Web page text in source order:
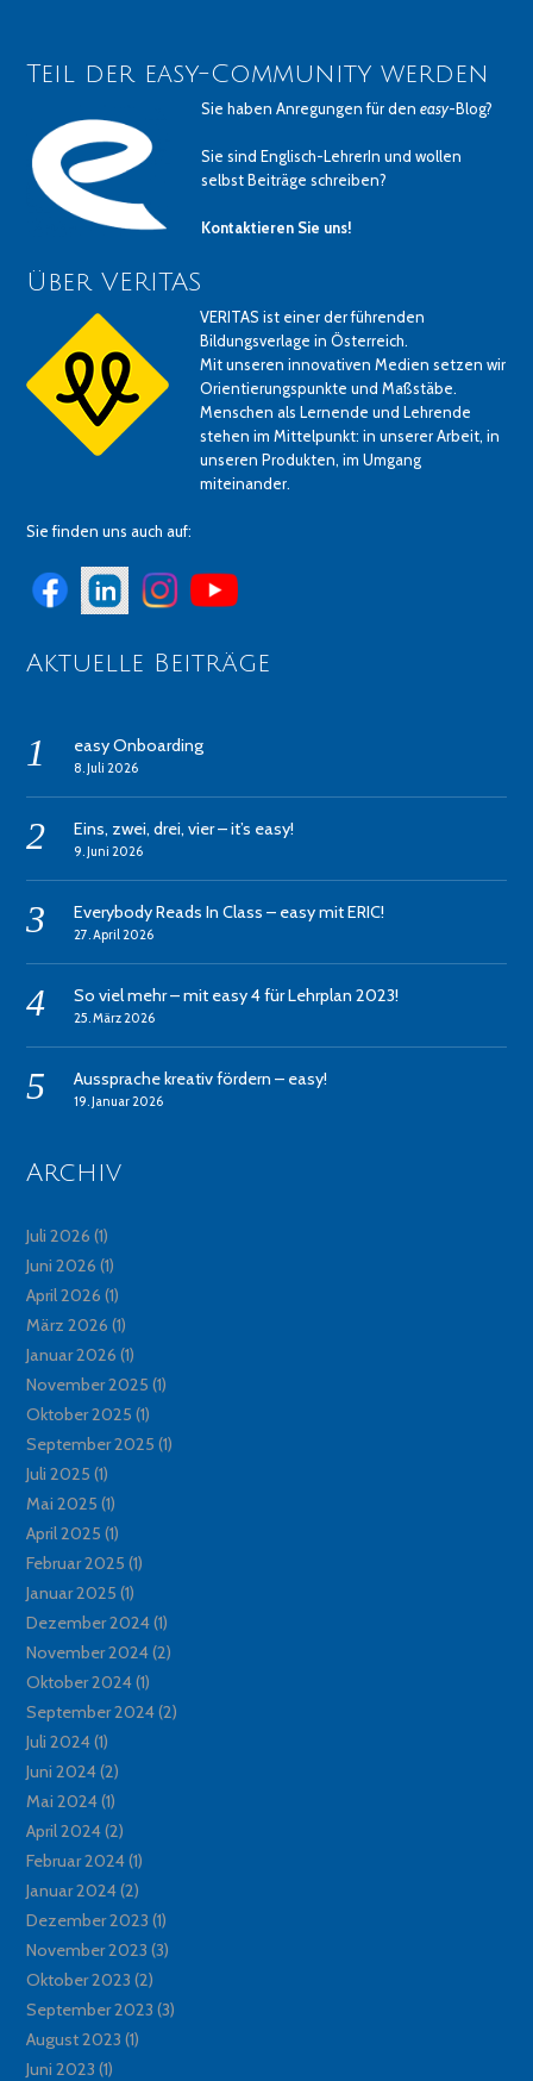
Teil der easy-Community werden
Sie haben Anregungen für deneasy-Blog?
Sie sind Englisch-LehrerIn und wollen
selbst Beiträge schreiben?
Kontaktieren Sie uns!
Über VERITAS
VERITAS ist einer der führenden
Bildungsverlage in Österreich.
Mit unseren innovativen Medien setzen wir
Orientierungspunkte und Maßstäbe.
Menschen als Lernende und Lehrende
stehen im Mittelpunkt: in unserer Arbeit, in
unseren Produkten, im Umgang
miteinander.
Sie finden uns auch auf:
Aktuelle Beiträge
easy Onboarding
8. Juli 2026
Eins, zwei, drei, vier – it’s easy!
9. Juni 2026
Everybody Reads In Class – easy mit ERIC!
27. April 2026
So viel mehr – mit easy 4 für Lehrplan 2023!
25. März 2026
Aussprache kreativ fördern – easy!
19. Januar 2026
Archiv
Juli 2026 (1)
Juni 2026 (1)
April 2026 (1)
März 2026 (1)
Januar 2026 (1)
November 2025 (1)
Oktober 2025 (1)
September 2025 (1)
Juli 2025 (1)
Mai 2025 (1)
April 2025 (1)
Februar 2025 (1)
Januar 2025 (1)
Dezember 2024(1)
November 2024(2)
Oktober 2024(1)
September 2024(2)
Juli 2024(1)
Juni 2024(2)
Mai 2024(1)
April 2024(2)
Februar 2024(1)
Januar 2024(2)
Dezember 2023 (1)
November 2023 (3)
Oktober 2023 (2)
September 2023 (3)
August 2023 (1)
Juni 2023 (1)